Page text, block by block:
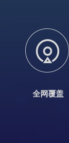
全网覆盖